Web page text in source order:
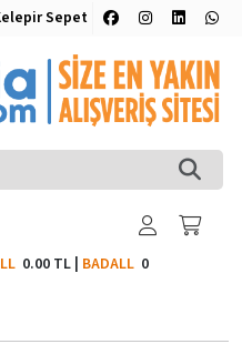
Sepet
0.00 TL| BADALL0